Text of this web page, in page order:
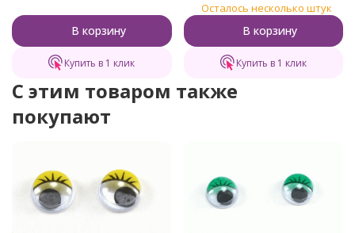
В корзину
Купить в 1 клик
Осталось несколько штук
В корзину
Купить в 1 клик
C этим товаром также
покупают